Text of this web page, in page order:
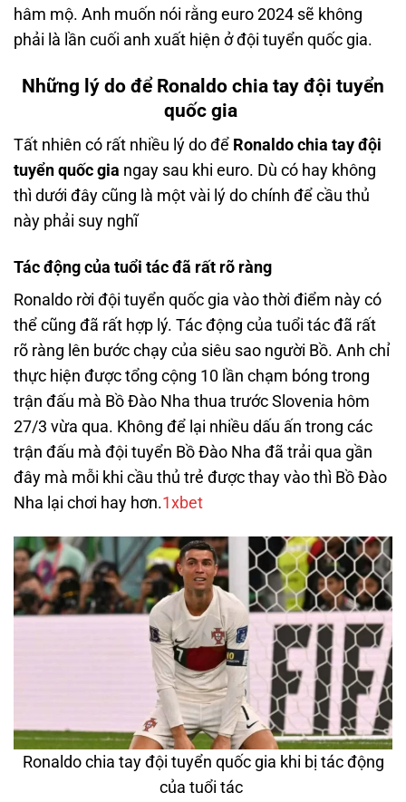
hâm mộ. Anh muốn nói rằng euro 2024 sẽ không
phải là lần cuối anh xuất hiện ở đội tuyển quốc gia.
Những lý do để Ronaldo chia tay đội tuyển
quốc gia
Tất nhiên có rất nhiều lý do để Ronaldo chia tay đội
tuyển quốc gia ngay sau khi euro. Dù có hay không
thì dưới đây cũng là một vài lý do chính để cầu thủ
này phải suy nghĩ
Tác động của tuổi tác đã rất rõ ràng
Ronaldo rời đội tuyển quốc gia vào thời điểm này có
thể cũng đã rất hợp lý. Tác động của tuổi tác đã rất
rõ ràng lên bước chạy của siêu sao người Bồ. Anh chỉ
thực hiện được tổng cộng 10 lần chạm bóng trong
trận đấu mà Bồ Đào Nha thua trước Slovenia hôm
27/3 vừa qua. Không để lại nhiều dấu ấn trong các
trận đấu mà đội tuyển Bồ Đào Nha đã trải qua gần
đây mà mỗi khi cầu thủ trẻ được thay vào thì Bồ Đào
Nha lại chơi hay hơn.1xbet
Ronaldo chia tay đội tuyển quốc gia khi bị tác động
của tuổi tác